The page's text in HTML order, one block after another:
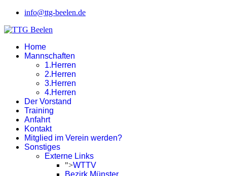
info@ttg-beelen.de
Home
Mannschaften
1.Herren
2.Herren
3.Herren
4.Herren
Der Vorstand
Training
Anfahrt
Kontakt
Mitglied im Verein werden?
Sonstiges
Externe Links
">WTTV
Bezirk Münster